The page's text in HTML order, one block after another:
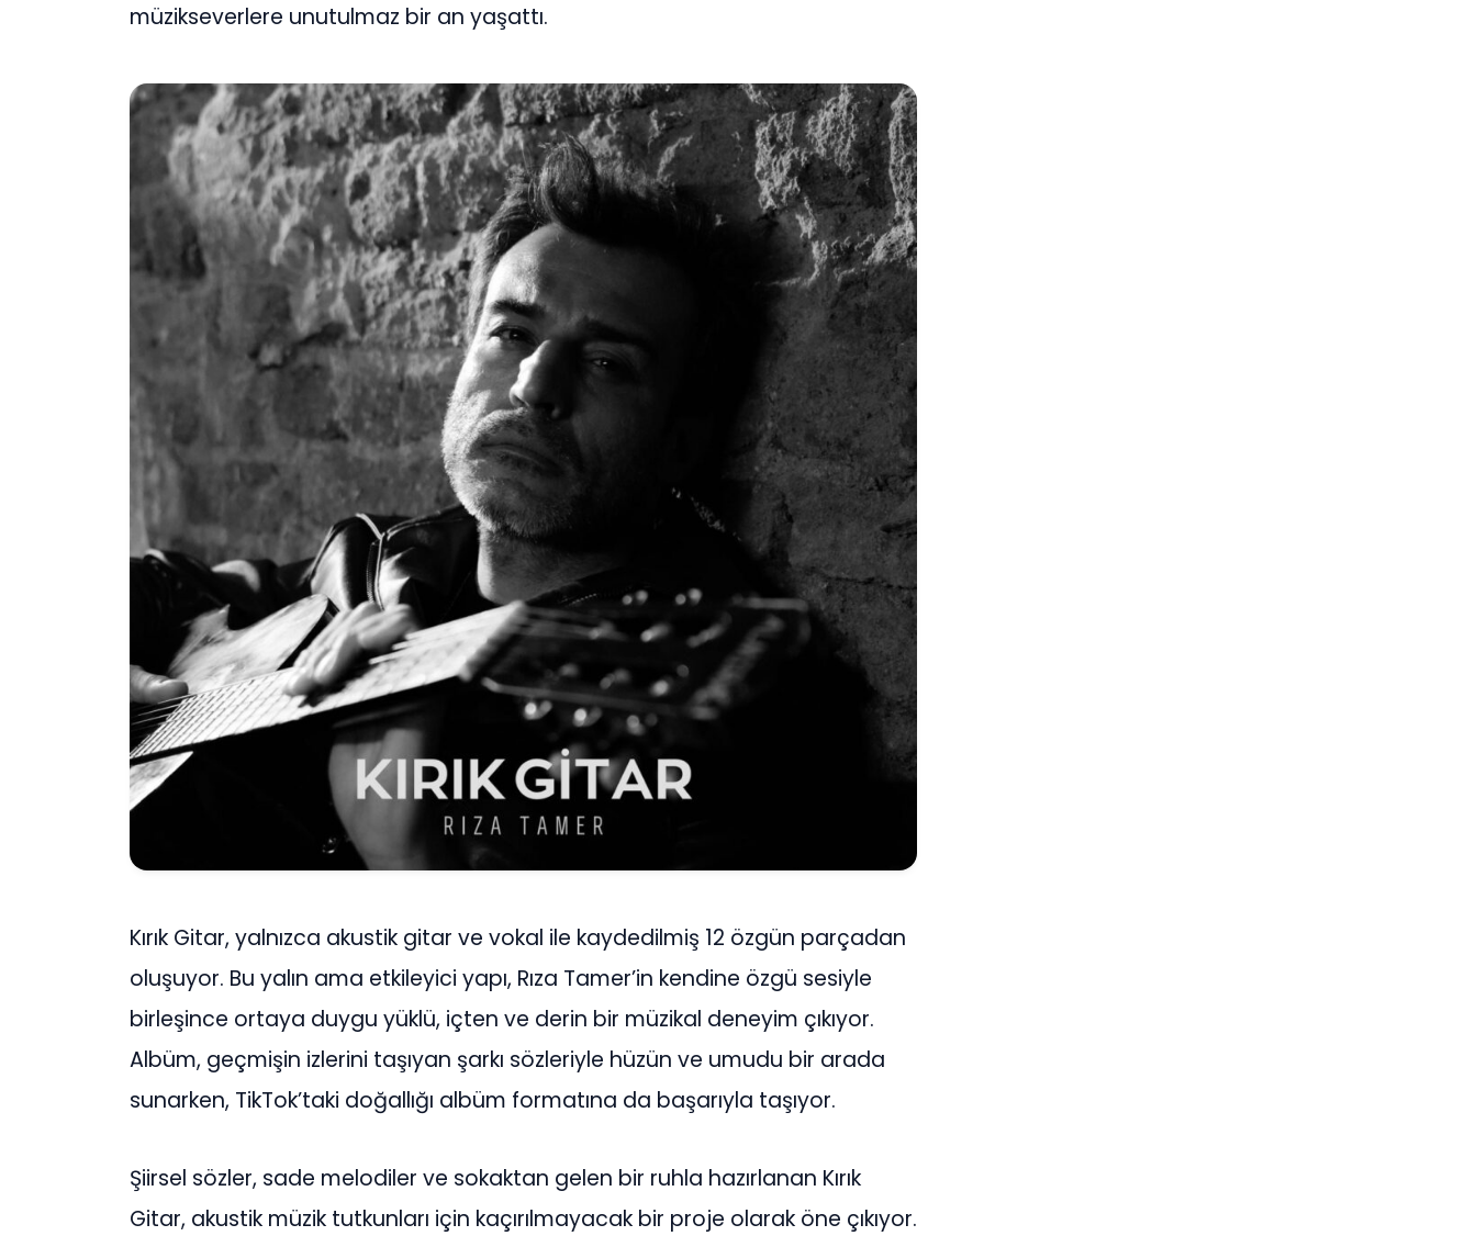
müzikseverlere unutulmaz bir an yaşattı.
Kırık Gitar, yalnızca akustik gitar ve vokal ile kaydedilmiş 12 özgün parçadan
oluşuyor. Bu yalın ama etkileyici yapı, Rıza Tamer’in kendine özgü sesiyle
birleşince ortaya duygu yüklü, içten ve derin bir müzikal deneyim çıkıyor.
Albüm, geçmişin izlerini taşıyan şarkı sözleriyle hüzün ve umudu bir arada
sunarken, TikTok’taki doğallığı albüm formatına da başarıyla taşıyor.
Şiirsel sözler, sade melodiler ve sokaktan gelen bir ruhla hazırlanan Kırık
Gitar, akustik müzik tutkunları için kaçırılmayacak bir proje olarak öne çıkıyor.